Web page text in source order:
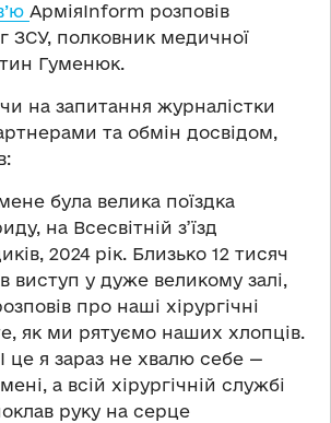
АрміяInform розповів
ЗСУ, полковник медичної
Гуменюк.
на запитання журналістки
та обмін досвідом,
була велика поїздка
на Всесвітній з’їзд
2024 рік. Близько 12 тисяч
виступ у дуже великому залі,
про наші хірургічні
як ми рятуємо наших хлопців.
це я зараз не хвалю себе —
а всій хірургічній службі
руку на серце